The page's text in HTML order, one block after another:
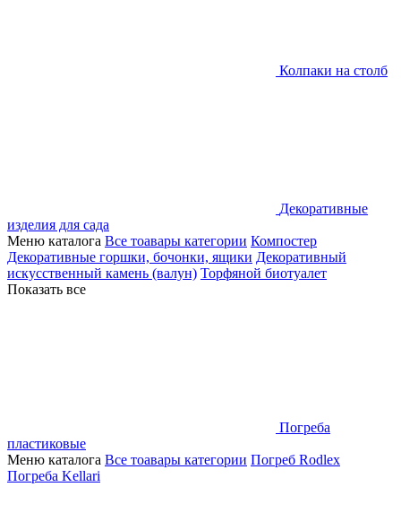
Колпаки на столб
Декоративные
изделия для сада
Меню каталога Все тоавары категории Компостер
Декоративные горшки, бочонки, ящики Декоративный
искусственный камень (валун) Торфяной биотуалет
Показать все
Погреба
пластиковые
Меню каталога Все тоавары категории Погреб Rodlex
Погреба Kellari